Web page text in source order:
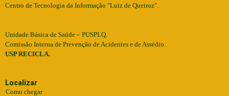
Centro de Tecnologia da Informação "Luiz de Queiroz".
Unidade Básica de Saúde – PUSPLQ.
Comissão Interna de Prevenção de Acidentes e de Assédio.
USP RECICLA.
Localizar
Como chegar